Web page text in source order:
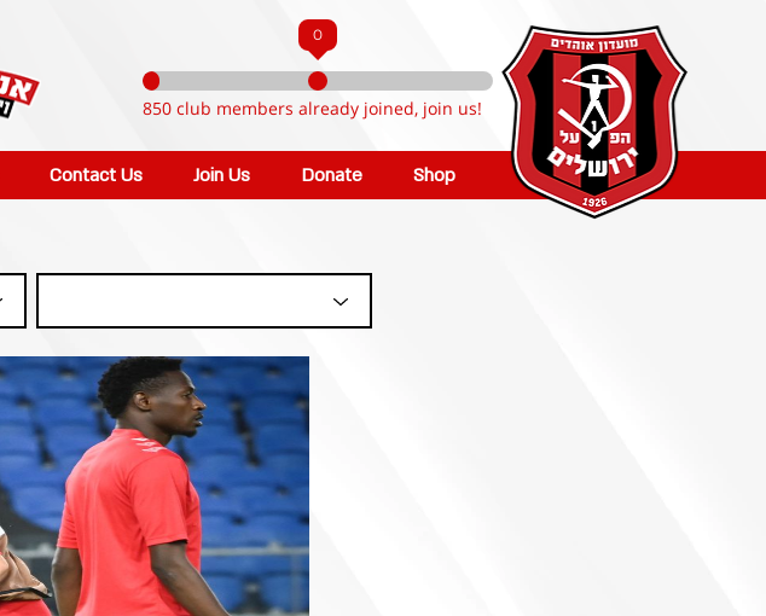
0
850 club members already joined, join us!
Contact Us Join Us Donate Shop